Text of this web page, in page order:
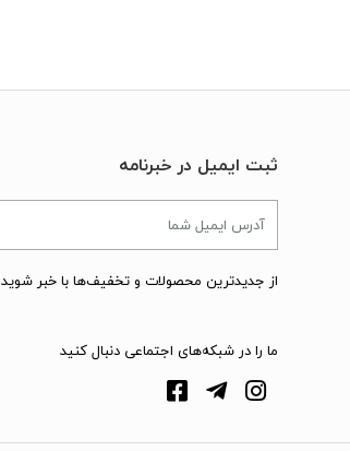
ثبت ایمیل در خبرنامه
از جدیدترین محصولات و تخفیف‌ها با خبر شوید
ما را در شبکه‌های اجتماعی دنبال کنید